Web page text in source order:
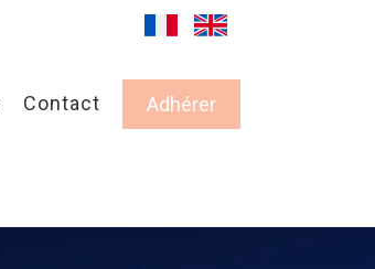
Contact Adhérer